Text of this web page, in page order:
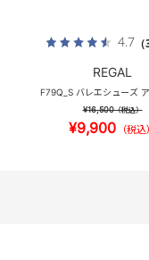
4.7（
REGAL
F79Q_S バレエシューズ
¥16,500（税込）
¥9,900 （税込）